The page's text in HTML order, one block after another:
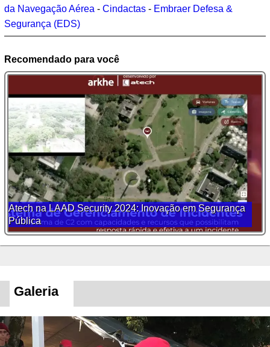
da Navegação Aérea - Cindactas - Embraer Defesa &
Segurança (EDS)
Recomendado para você
Atech na LAAD Security 2024: Inovação em Segurança
Pública
Galeria